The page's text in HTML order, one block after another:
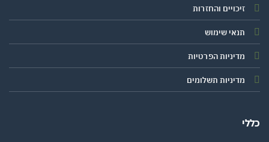
זיכויים והחזרות
תנאי שימוש
מדיניות הפרטיות
מדיניות תשלומים